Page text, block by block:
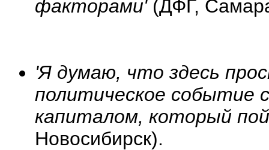
факторами'(ДФГ,
'Я думаю, что здесь
политическое событие
капиталом, который
Новосибирск).